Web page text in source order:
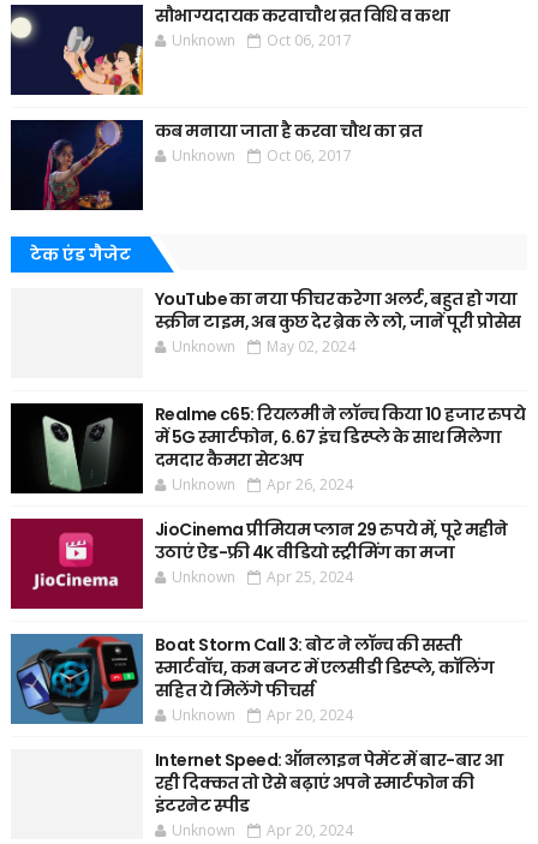
सौभाग्यदायक करवाचौथ व्रत विधि व कथा
Unknown Oct 06, 2017
कब मनाया जाता है करवा चौथ का व्रत
Unknown Oct 06, 2017
टेक एंड गैजेट
YouTube का नया फीचर करेगा अलर्ट, बहुत हो गया
स्क्रीन टाइम, अब कुछ देर ब्रेक ले लो, जानें पूरी प्रोसेस
Unknown May 02, 2024
Realme c65: रियलमी ने लॉन्च किया 10 हजार रुपये
में 5G स्मार्टफोन, 6.67 इंच डिस्प्ले के साथ मिलेगा
दमदार कैमरा सेटअप
Unknown Apr 26, 2024
JioCinema प्रीमियम प्लान 29 रुपये में, पूरे महीने
उठाएं ऐड-फ्री 4K वीडियो स्ट्रीमिंग का मजा
Unknown Apr 25, 2024
Boat Storm Call 3: बोट ने लॉन्च की सस्ती
स्मार्टवॉच, कम बजट में एलसीडी डिस्प्ले, कॉलिंग
सहित ये मिलेंगे फीचर्स
Unknown Apr 20, 2024
Internet Speed: ऑनलाइन पेमेंट में बार-बार आ
रही दिक्कत तो ऐसे बढ़ाएं अपने स्मार्टफोन की
इंटरनेट स्पीड
Unknown Apr 20, 2024